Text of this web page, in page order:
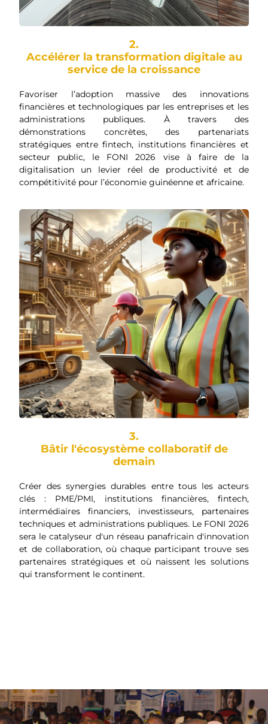
2.
Accélérer la transformation digitale au
service de la croissance
Favoriser l’adoption massive des innovations
financières et technologiques par les entreprises et les
administrations publiques. À travers des
démonstrations concrètes, des partenariats
stratégiques entre fintech, institutions financières et
secteur public, le FONI 2026 vise à faire de la
digitalisation un levier réel de productivité et de
compétitivité pour l’économie guinéenne et africaine.
3.
Bâtir l'écosystème collaboratif de
demain
Créer des synergies durables entre tous les acteurs
clés : PME/PMI, institutions financières, fintech,
intermédiaires financiers, investisseurs, partenaires
techniques et administrations publiques. Le FONI 2026
sera le catalyseur d'un réseau panafricain d'innovation
et de collaboration, où chaque participant trouve ses
partenaires stratégiques et où naissent les solutions
qui transforment le continent.